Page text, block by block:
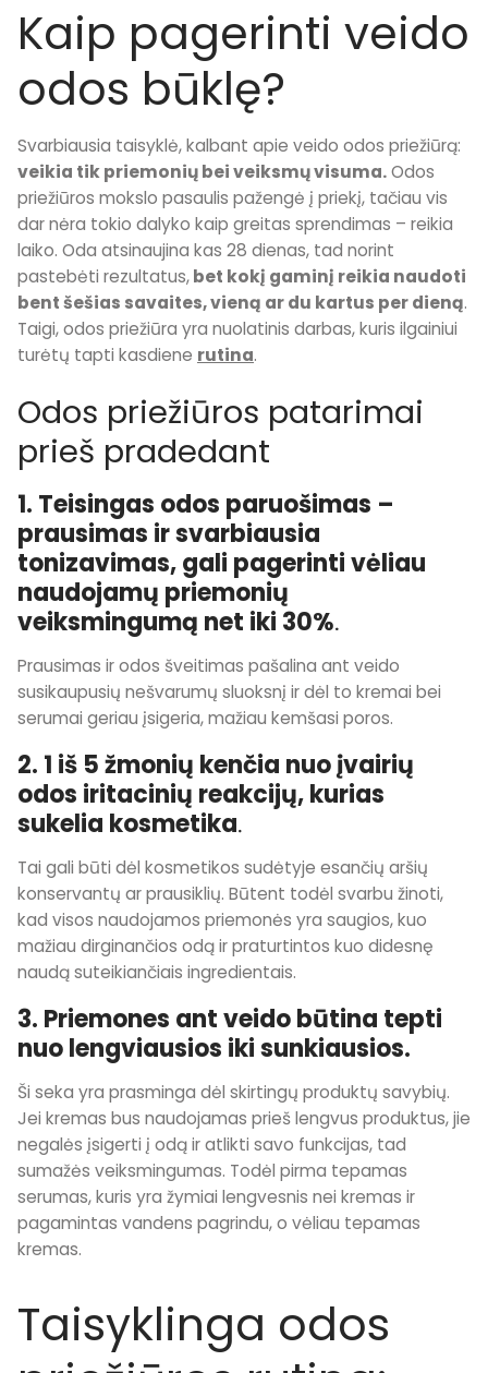
Kaip pagerinti veido
odos būklę?
Svarbiausia taisyklė, kalbant apie veido odos priežiūrą:
veikia tik priemonių bei veiksmų visuma.Odos
priežiūros mokslo pasaulis pažengė į priekį, tačiau vis
dar nėra tokio dalyko kaip greitas sprendimas – reikia
laiko. Oda atsinaujina kas 28 dienas, tad norint
pastebėti rezultatus,bet kokį gaminį reikia naudoti
bent šešias savaites, vieną ar du kartus per dieną.
Taigi, odos priežiūra yra nuolatinis darbas, kuris ilgainiui
turėtų tapti kasdiene rutina.
Odos priežiūros patarimai
prieš pradedant
1. Teisingas odos paruošimas –
prausimas ir svarbiausia
tonizavimas, gali pagerinti vėliau
naudojamų priemonių
veiksmingumą net iki 30%.
Prausimas ir odos šveitimas pašalina ant veido
susikaupusių nešvarumų sluoksnį ir dėl to kremai bei
serumai geriau įsigeria, mažiau kemšasi poros.
2. 1 iš 5 žmonių kenčia nuo įvairių
odos iritacinių reakcijų, kurias
sukelia kosmetika.
Tai gali būti dėl kosmetikos sudėtyje esančių aršių
konservantų ar prausiklių. Būtent todėl svarbu žinoti,
kad visos naudojamos priemonės yra saugios, kuo
mažiau dirginančios odą ir praturtintos kuo didesnę
naudą suteikiančiais ingredientais.
3. Priemones ant veido būtina tepti
nuo lengviausios iki sunkiausios.
Ši seka yra prasminga dėl skirtingų produktų savybių.
Jei kremas bus naudojamas prieš lengvus produktus, jie
negalės įsigerti į odą ir atlikti savo funkcijas, tad
sumažės veiksmingumas. Todėl pirma tepamas
serumas, kuris yra žymiai lengvesnis nei kremas ir
pagamintas vandens pagrindu, o vėliau tepamas
kremas.
Taisyklinga odos